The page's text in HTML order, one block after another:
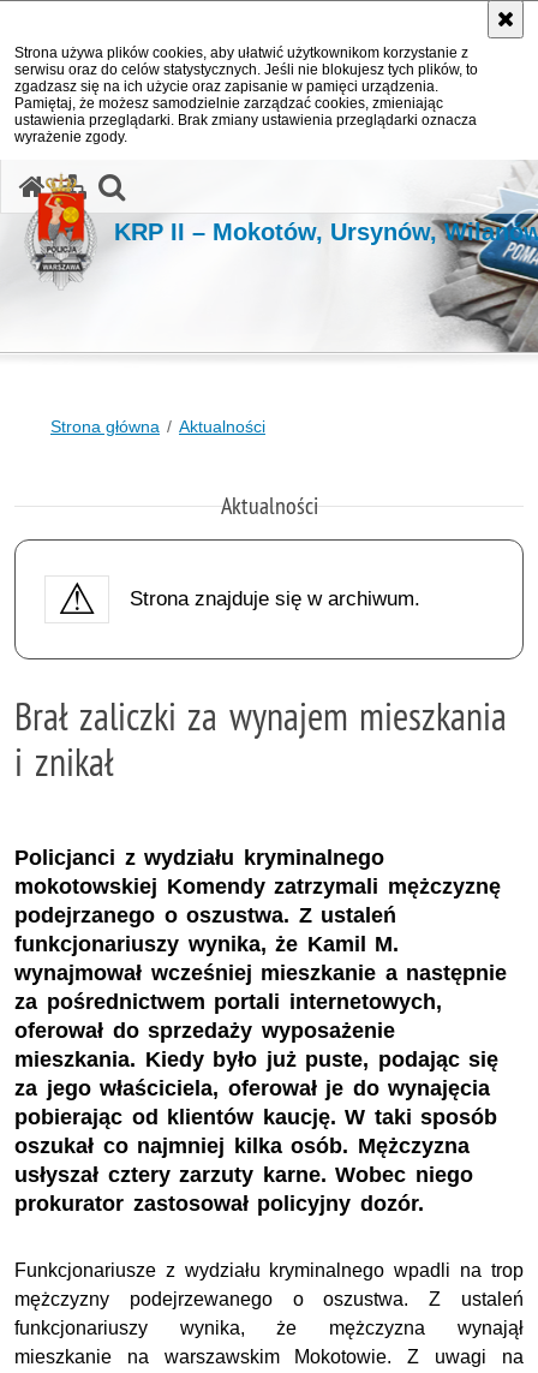
Strona używa plików cookies, aby ułatwić użytkownikom korzystanie z
serwisu oraz do celów statystycznych. Jeśli nie blokujesz tych plików, to
zgadzasz się na ich użycie oraz zapisanie w pamięci urządzenia.
Pamiętaj, że możesz samodzielnie zarządzać cookies, zmieniając
ustawienia przeglądarki. Brak zmiany ustawienia przeglądarki oznacza
wyrażenie zgody.
KRP II – Mokotów, Ursynów,
Strona główna Aktualności
Aktualności
Strona znajduje się w archiwum.
Brał zaliczki za wynajem mieszkania
i znikał
Policjanci z wydziału kryminalnego
mokotowskiej Komendy zatrzymali mężczyznę
podejrzanego o oszustwa. Z ustaleń
funkcjonariuszy wynika, że Kamil M.
wynajmował wcześniej mieszkanie a następnie
za pośrednictwem portali internetowych,
oferował do sprzedaży wyposażenie
mieszkania. Kiedy było już puste, podając się
za jego właściciela, oferował je do wynajęcia
pobierając od klientów kaucję. W taki sposób
oszukał co najmniej kilka osób. Mężczyzna
usłyszał cztery zarzuty karne. Wobec niego
prokurator zastosował policyjny dozór.
Funkcjonariusze z wydziału kryminalnego wpadli na trop
mężczyzny podejrzewanego o oszustwa. Z ustaleń
funkcjonariuszy wynika, że mężczyzna wynajął
mieszkanie na warszawskim Mokotowie. Z uwagi na